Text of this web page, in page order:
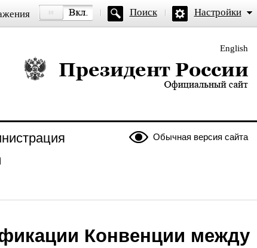
Поиск Настройки
English
Президент России — официальный сайт
Обычная версия сайта
Конвенции между